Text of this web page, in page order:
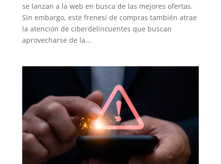
se lanzan a la web en busca de las mejores ofertas.
Sin embargo, este frenesí de compras también atrae
la atención de ciberdelincuentes que buscan
aprovecharse de la...